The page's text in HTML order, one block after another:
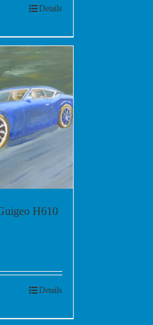
Details
H610
Details